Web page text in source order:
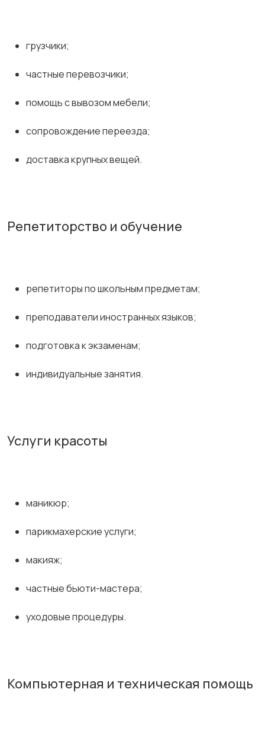
грузчики;
частные перевозчики;
помощь с вывозом мебели;
сопровождение переезда;
доставка крупных вещей.
Репетиторство и обучение
репетиторы по школьным предметам;
преподаватели иностранных языков;
подготовка к экзаменам;
индивидуальные занятия.
Услуги красоты
маникюр;
парикмахерские услуги;
макияж;
частные бьюти-мастера;
уходовые процедуры.
Компьютерная и техническая помощь